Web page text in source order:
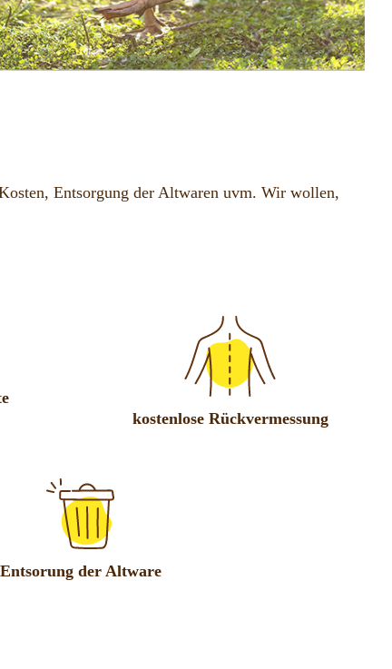
Entsorgung der Altwaren uvm. Wir wollen,
kostenlose Rückvermessung
Entsorung der Altware